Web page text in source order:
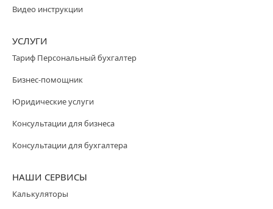
Видео инструкции
УСЛУГИ
Тариф Персональный бухгалтер
Бизнес-помощник
Юридические услуги
Консультации для бизнеса
Консультации для бухгалтера
НАШИ СЕРВИСЫ
Калькуляторы